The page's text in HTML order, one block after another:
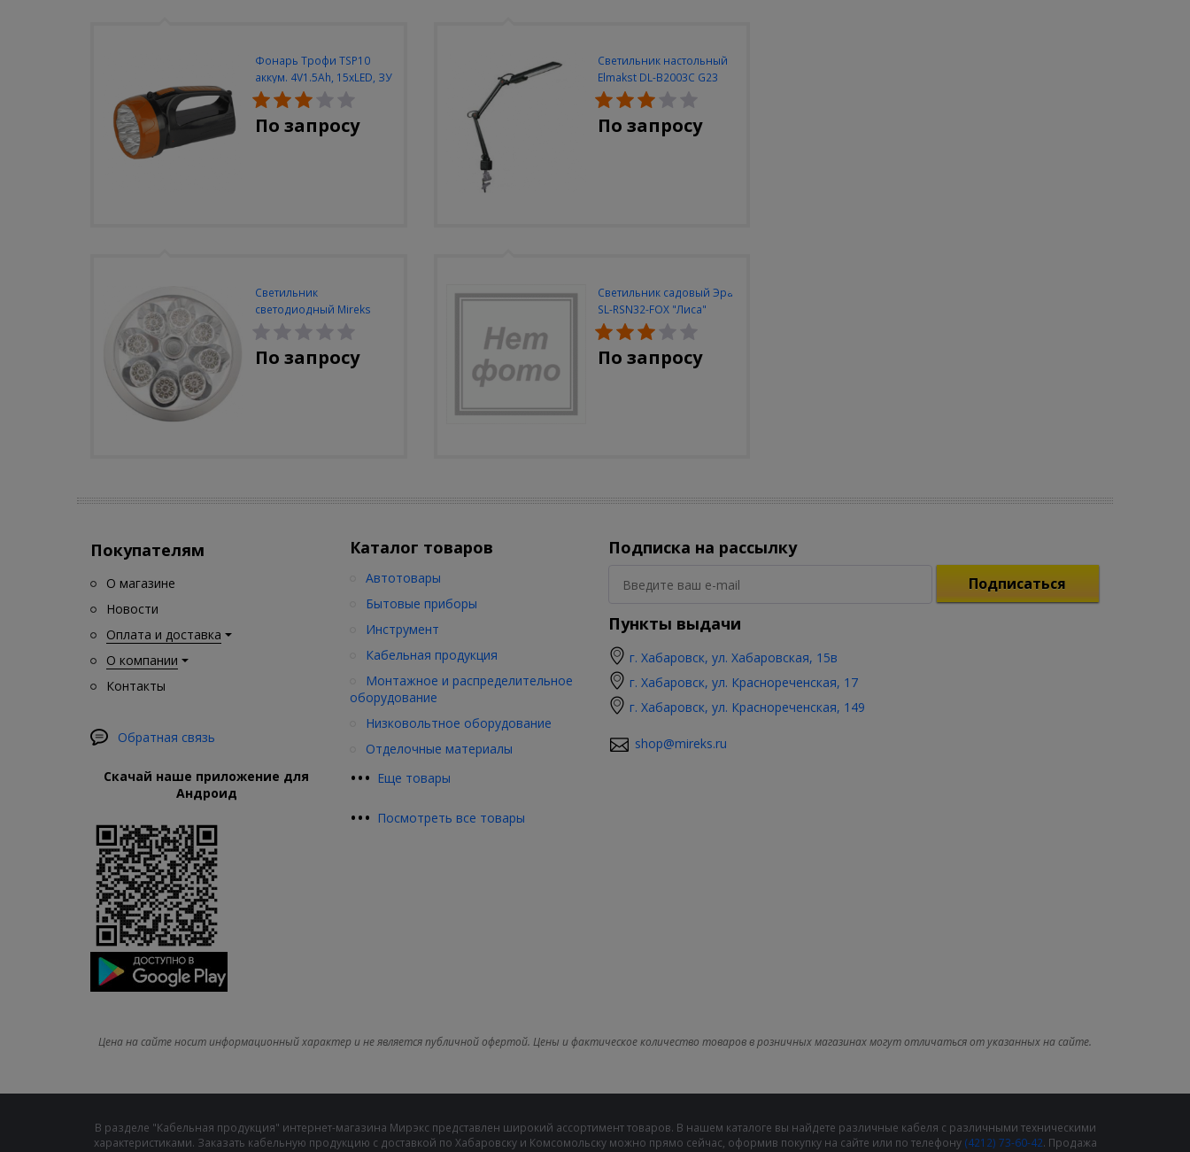
Фонарь Трофи TSP10
аккум. 4V1.5Ah, 15xLED, ЗУ
вилка 220V
По запросу
Светильник настольный
Elmakst DL-B2003C G23
черный струбцина
По запросу
Светильник
светодиодный Mireks
С-310-80-S (5W/4000-
5000K/500lm/датчик
движения)
По запросу
Светильник садовый Эра
SL-RSN32-FOX "Лиса"
солн.бат, полистоун,
цветной, 32 см
По запросу
Покупателям
О магазине
Новости
Оплата и доставка
О компании
Контакты
Обратная связь
Скачай наше приложение для
Андроид
Каталог товаров
••• Еще товары
Автотовары
Бытовые приборы
Инструмент
Кабельная продукция
Монтажное и распределительное
оборудование
Низковольтное оборудование
Отделочные материалы
••• Посмотреть все товары
Подписка на рассылку
Подписаться
Пункты выдачи
г. Хабаровск, ул. Хабаровская, 15в
г. Хабаровск, ул. Краснореченская, 17
г. Хабаровск, ул. Краснореченская, 149
shop@mireks.ru
Цена на сайте носит информационный характер и не является публичной офертой. Цены и фактическое количество товаров в розничных магазинах могут отличаться от указанных на сайте.
В разделе "Кабельная продукция" интернет-магазина Мирэкс представлен широкий ассортимент товаров. В нашем каталоге вы найдете различные кабеля с различными техническими
характеристиками. Заказать кабельную продукцию с доставкой по Хабаровску и Комсомольску можно прямо сейчас, оформив покупку на сайте или по телефону (4212) 73-60-42. Продажа